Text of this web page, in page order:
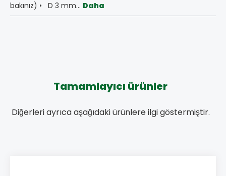
bakınız) • D 3 mm… Daha
Tamamlayıcı ürünler
Diğerleri ayrıca aşağıdaki ürünlere ilgi göstermiştir.